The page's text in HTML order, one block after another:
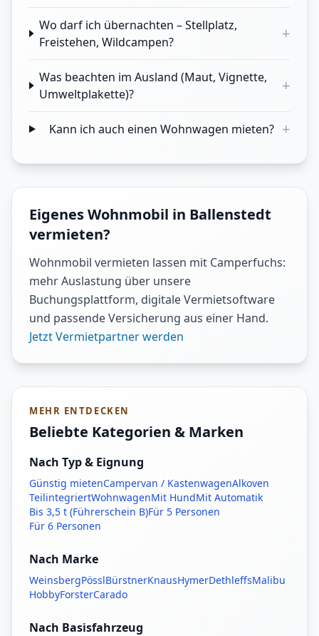
Wo darf ich übernachten – Stellplatz,
Freistehen, Wildcampen?
+
Was beachten im Ausland (Maut, Vignette,
Umweltplakette)?
+
Kann ich auch einen Wohnwagen mieten? +
Eigenes Wohnmobil in Ballenstedt
vermieten?
Wohnmobil vermieten lassen mit Camperfuchs:
mehr Auslastung über unsere
Buchungsplattform, digitale Vermietsoftware
und passende Versicherung aus einer Hand.
Jetzt Vermietpartner werden
MEHR ENTDECKEN
Beliebte Kategorien & Marken
Nach Typ & Eignung
Günstig mietenCampervan / KastenwagenAlkoven
TeilintegriertWohnwagenMit HundMit Automatik
Bis 3,5 t (Führerschein B)Für 5 Personen
Für 6 Personen
Nach Marke
WeinsbergPösslBürstnerKnausHymerDethleffsMalibu
HobbyForsterCarado
Nach Basisfahrzeug